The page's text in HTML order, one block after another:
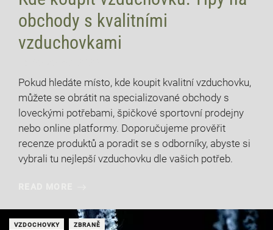
obchody s kvalitními
vzduchovkami
Pokud hledáte místo, kde koupit kvalitní vzduchovku,
můžete se obrátit na specializované obchody s
loveckými potřebami, špičkové sportovní prodejny
nebo online platformy. Doporučujeme prověřit
recenze produktů a poradit se s odborníky, abyste si
vybrali tu nejlepší vzduchovku dle vašich potřeb.
VZDOCHOVKY ZBRANĚ